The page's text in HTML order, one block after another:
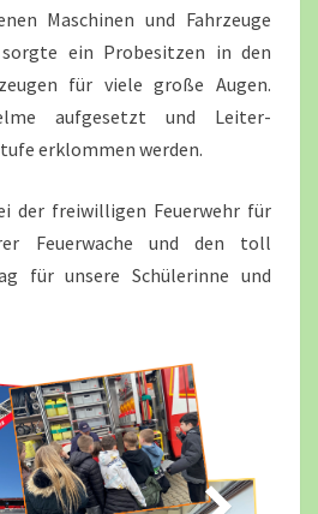
Maschinen und Fahrzeuge
ein Probesitzen in den
für viele große Augen.
aufgesetzt und Leiter-
erklommen werden.
der freiwilligen Feuerwehr für
Feuerwache und den toll
für unsere Schülerinne und